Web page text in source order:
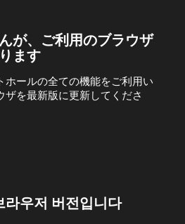
が、ご利用のブラウザ
ます
ホールの全ての機能をご利用い
ザを最新版に更新してくださ
라우저 버전입니다